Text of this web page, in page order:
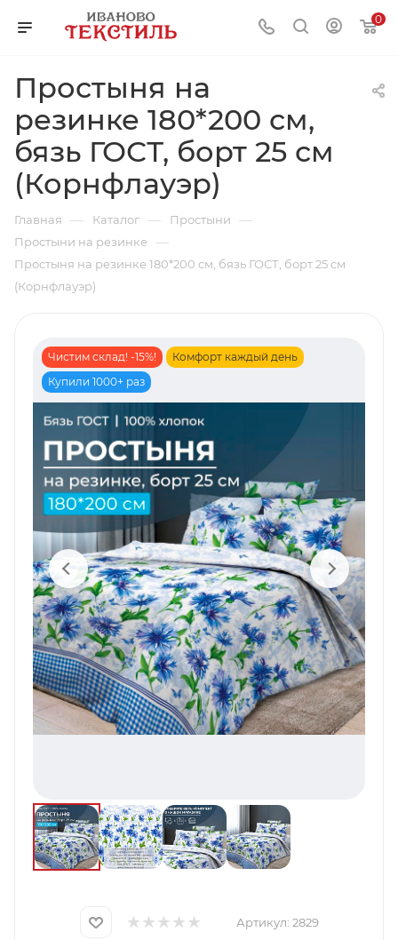
0
Простыня на
резинке 180*200 см,
бязь ГОСТ, борт 25 см
(Корнфлауэр)
Главная — Каталог — Простыни —
Простыни на резинке —
Простыня на резинке 180*200 см, бязь ГОСТ, борт 25 см
(Корнфлауэр)
Чистим склад! -15%!
Комфорт каждый день
Купили 1000+ раз
Артикул: 2829